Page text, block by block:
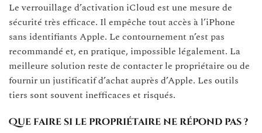
Le verrouillage d’activation iCloud est une mesure de
sécurité très efficace. Il empêche tout accès à l’iPhone
sans identifiants Apple. Le contournement n’est pas
recommandé et, en pratique, impossible légalement. La
meilleure solution reste de contacter le propriétaire ou de
fournir un justificatif d’achat auprès d’Apple. Les outils
tiers sont souvent inefficaces et risqués.
Que faire si le propriétaire ne répond pas ?